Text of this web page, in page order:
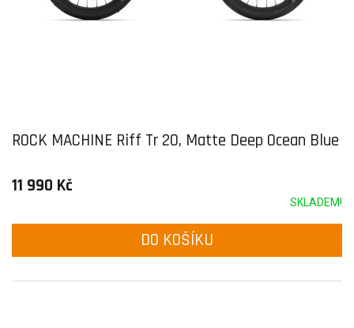
ROCK MACHINE Riff Tr 20, Matte Deep Ocean Blue
11 990 Kč
SKLADEM!
DO KOŠÍKU